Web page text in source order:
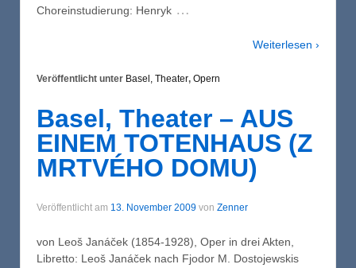
Choreinstudierung: Henryk …
Weiterlesen ›
Veröffentlicht unter Basel, Theater, Opern
Basel, Theater – AUS
EINEM TOTENHAUS (Z
MRTVÉHO DOMU)
Veröffentlicht am 13. November 2009 von Zenner
von Leoš Janáček (1854-1928), Oper in drei Akten,
Libretto: Leoš Janáček nach Fjodor M. Dostojewskis